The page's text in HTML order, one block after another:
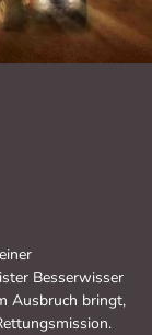
Besserwisser
Ausbruch bringt,